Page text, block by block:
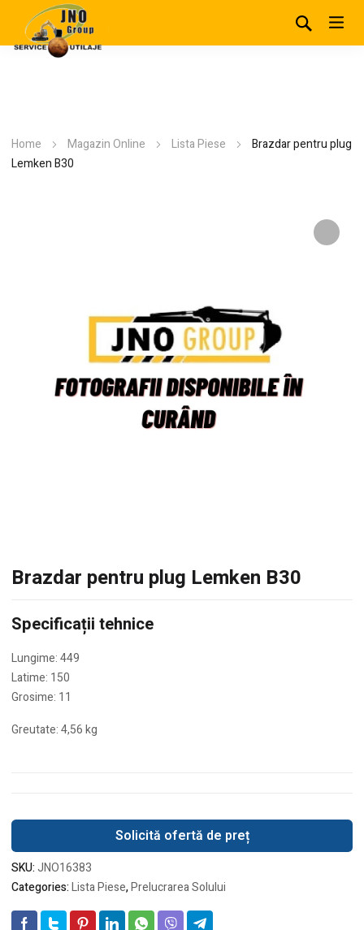
Home Magazin Online Lista Piese
Brazdar pentru plug
Lemken B30
Brazdar pentru plug Lemken B30
Specificații tehnice
Lungime: 449
Latime: 150
Grosime: 11
Greutate: 4,56 kg
Solicită ofertă de preț
SKU:JNO16383
Categories:Lista Piese,Prelucrarea Solului